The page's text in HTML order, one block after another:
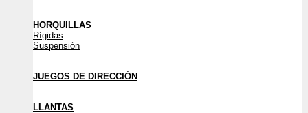
HORQUILLAS
Rígidas
Suspensión
JUEGOS DE DIRECCIÓN
LLANTAS